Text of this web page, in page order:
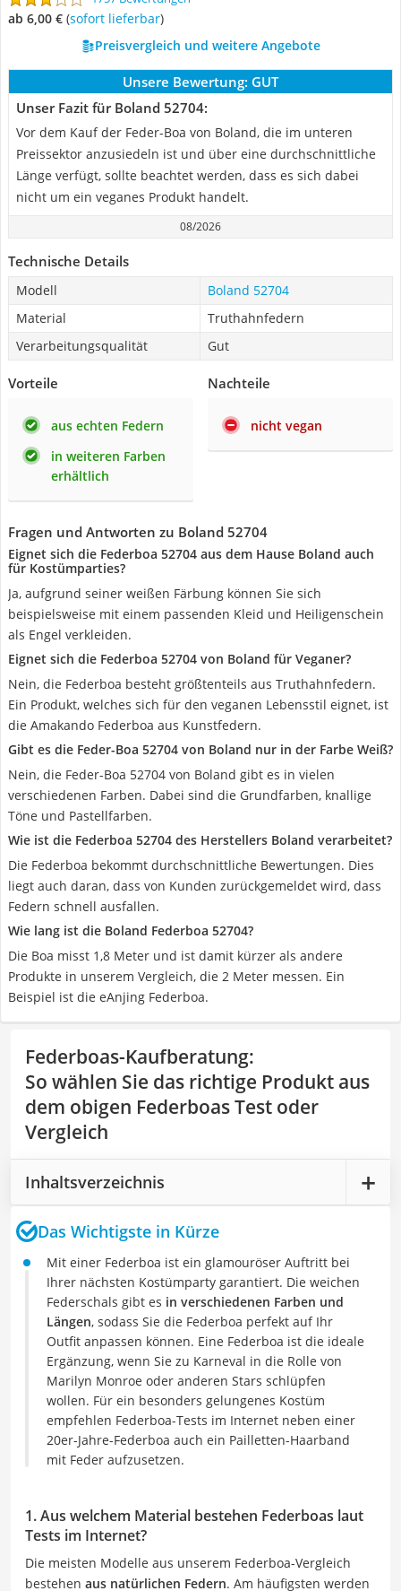
ab 6,00 € ( Sofort lieferbar)
Preisvergleich und weitere Angebote
Unsere Bewertung: GUT
Unser Fazit für Boland 52704:
Vor dem Kauf der Feder-Boa von Boland, die im unteren
Preissektor anzusiedeln ist und über eine durchschnittliche
Länge verfügt, sollte beachtet werden, dass es sich dabei
nicht um ein veganes Produkt handelt.
08/2026
Technische Details
Modell
Boland 52704
Material
Truthahnfedern
Verarbeitungsqualität
Gut
Vorteile
aus echten Federn
in weiteren Farben
erhältlich
Nachteile
nicht vegan
Fragen und Antworten zu Boland 52704
Eignet sich die Federboa 52704 aus dem Hause Boland auch
für Kostümparties?
Ja, aufgrund seiner weißen Färbung können Sie sich
beispielsweise mit einem passenden Kleid und Heiligenschein
als Engel verkleiden.
Eignet sich die Federboa 52704 von Boland für Veganer?
Nein, die Federboa besteht größtenteils aus Truthahnfedern.
Ein Produkt, welches sich für den veganen Lebensstil eignet, ist
die Amakando Federboa aus Kunstfedern.
Gibt es die Feder-Boa 52704 von Boland nur in der Farbe Weiß?
Nein, die Feder-Boa 52704 von Boland gibt es in vielen
verschiedenen Farben. Dabei sind die Grundfarben, knallige
Töne und Pastellfarben.
Wie ist die Federboa 52704 des Herstellers Boland verarbeitet?
Die Federboa bekommt durchschnittliche Bewertungen. Dies
liegt auch daran, dass von Kunden zurückgemeldet wird, dass
Federn schnell ausfallen.
Wie lang ist die Boland Federboa 52704?
Die Boa misst 1,8 Meter und ist damit kürzer als andere
Produkte in unserem Vergleich, die 2 Meter messen. Ein
Beispiel ist die eAnjing Federboa.
Federboas-Kaufberatung:
So wählen Sie das richtige Produkt aus
dem obigen Federboas Test oder
Vergleich
Inhaltsverzeichnis
Das Wichtigste in Kürze
Mit einer Federboa ist ein glamouröser Auftritt bei
Ihrer nächsten Kostümparty garantiert. Die weichen
Federschals gibt es in verschiedenen Farben und
Längen, sodass Sie die Federboa perfekt auf Ihr
Outfit anpassen können. Eine Federboa ist die ideale
Ergänzung, wenn Sie zu Karneval in die Rolle von
Marilyn Monroe oder anderen Stars schlüpfen
wollen. Für ein besonders gelungenes Kostüm
empfehlen Federboa-Tests im Internet neben einer
20er-Jahre-Federboa auch ein Pailletten-Haarband
mit Feder aufzusetzen.
1. Aus welchem Material bestehen Federboas laut
Tests im Internet?
Die meisten Modelle aus unserem Federboa-Vergleich
bestehen aus natürlichen Federn. Am häufigsten werden